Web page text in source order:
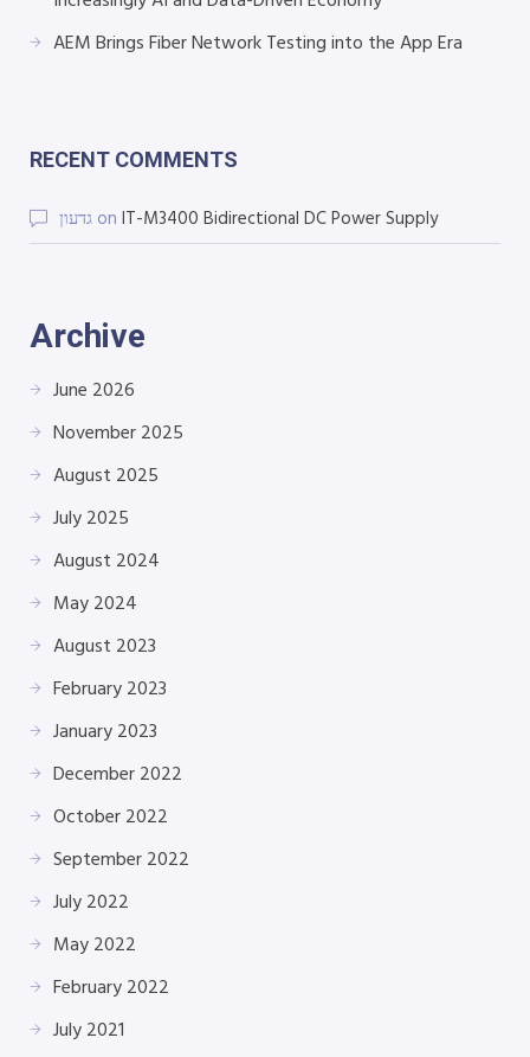
AEM Brings Fiber Network Testing into the App Era
RECENT COMMENTS
גדעון on IT-M3400 Bidirectional DC Power Supply
Archive
June 2026
November 2025
August 2025
July 2025
August 2024
May 2024
August 2023
February 2023
January 2023
December 2022
October 2022
September 2022
July 2022
May 2022
February 2022
July 2021